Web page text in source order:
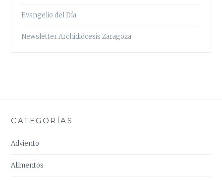
Evangelio del Día
Newsletter Archidiócesis Zaragoza
CATEGORÍAS
Adviento
Alimentos